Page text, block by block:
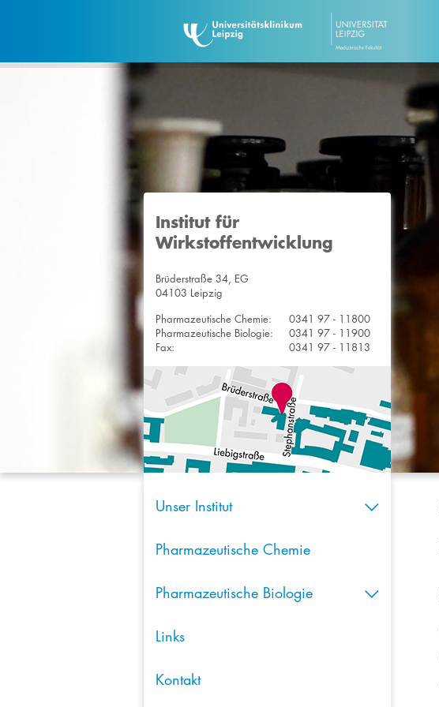
Institut für
Wirkstoffentwicklung
Brüderstraße 34, EG
04103 Leipzig
Pharmazeutische Chemie:
0341 97 - 11800
Pharmazeutische Biologie:
0341 97 - 11900
Fax:
0341 97 - 11813
Unser Institut
Pharmazeutische Chemie
Pharmazeutische Biologie
Links
Kontakt